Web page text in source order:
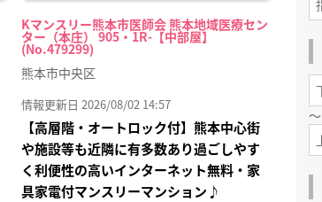
Kマンスリー熊本市医師会 熊本地域医療セン
ター（本庄） 905・1R-【中部屋】
(No.479299)
熊本市中央区
情報更新日 2026/08/02 14:57
【高層階・オートロック付】熊本中心街
や施設等も近隣に有多数あり過ごしやす
く利便性の高いインターネット無料・家
具家電付マンスリーマンション♪
～